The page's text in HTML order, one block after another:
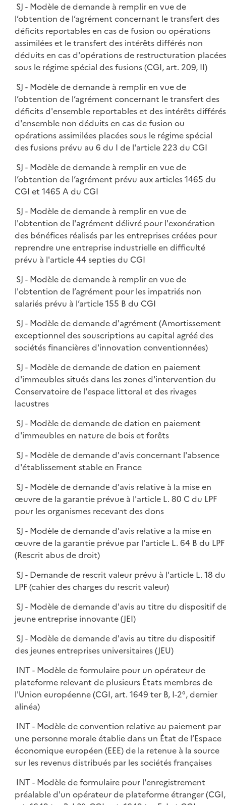
SJ - Modèle de demande à remplir en vue de
l’obtention de l’agrément concernant le transfert des
déficits reportables en cas de fusion ou opérations
assimilées et le transfert des intérêts différés non
déduits en cas d'opérations de restructuration placées
sous le régime spécial des fusions (CGI, art. 209, II)
SJ - Modèle de demande à remplir en vue de
l’obtention de l’agrément concernant le transfert des
déficits d'ensemble reportables et des intérêts différés
d'ensemble non déduits en cas de fusion ou
opérations assimilées placées sous le régime spécial
des fusions prévu au 6 du I de l'article 223 du CGI
SJ - Modèle de demande à remplir en vue de
l’obtention de l’agrément prévu aux articles 1465 du
CGI et 1465 A du CGI
SJ - Modèle de demande à remplir en vue de
l'obtention de l'agrément délivré pour l'exonération
des bénéfices réalisés par les entreprises créées pour
reprendre une entreprise industrielle en difficulté
prévu à l'article 44 septies du CGI
SJ - Modèle de demande à remplir en vue de
l'obtention de l’agrément pour les impatriés non
salariés prévu à l’article 155 B du CGI
SJ - Modèle de demande d'agrément (Amortissement
exceptionnel des souscriptions au capital agréé des
sociétés financières d'innovation conventionnées)
SJ - Modèle de demande de dation en paiement
d'immeubles situés dans les zones d'intervention du
Conservatoire de l'espace littoral et des rivages
lacustres
SJ - Modèle de demande de dation en paiement
d'immeubles en nature de bois et forêts
SJ - Modèle de demande d'avis concernant l'absence
d'établissement stable en France
SJ - Modèle de demande d'avis relative à la mise en
œuvre de la garantie prévue à l'article L. 80 C du LPF
pour les organismes recevant des dons
SJ - Modèle de demande d'avis relative a la mise en
œuvre de la garantie prévue par l'article L. 64 B du LPF
(Rescrit abus de droit)
SJ - Demande de rescrit valeur prévu à l'article L. 18 du
LPF (cahier des charges du rescrit valeur)
SJ - Modèle de demande d'avis au titre du dispositif
jeune entreprise innovante (JEI)
SJ - Modèle de demande d'avis au titre du dispositif
des jeunes entreprises universitaires (JEU)
INT - Modèle de formulaire pour un opérateur de
plateforme relevant de plusieurs États membres de
l'Union européenne (CGI, art. 1649 ter B, I-2°, dernier
alinéa)
INT - Modèle de convention relative au paiement par
une personne morale établie dans un État de l’Espace
économique européen (EEE) de la retenue à la source
sur les revenus distribués par les sociétés françaises
INT - Modèle de formulaire pour l'enregistrement
préalable d'un opérateur de plateforme étranger (CGI,